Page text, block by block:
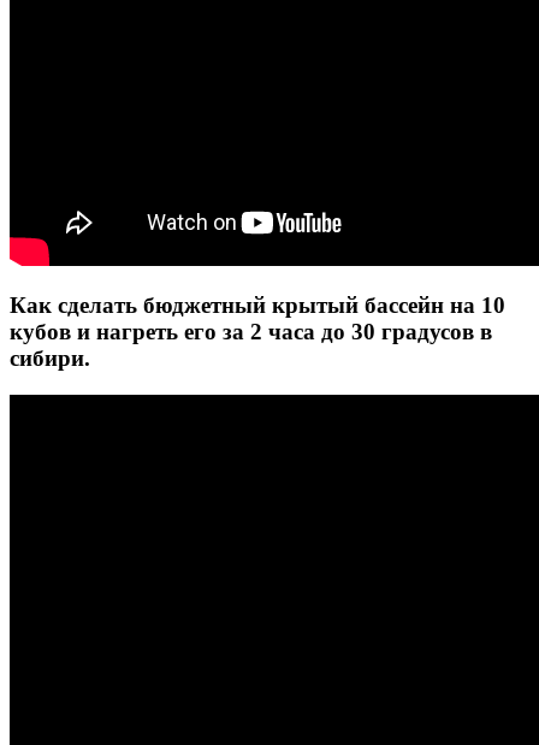
Как сделать бюджетный крытый бассейн на 10
кубов и нагреть его за 2 часа до 30 градусов в
сибири.